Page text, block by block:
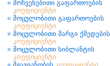
მოჩვენებითი გაფართოების
კოეფიციენტი
მოცულობითი გაფართოების
კოეფიციენტი
მოცულობითი მარგი ქმედების
კოეფიციენტი
მოცულობითი სიბლანტის
კოეფიციენტი